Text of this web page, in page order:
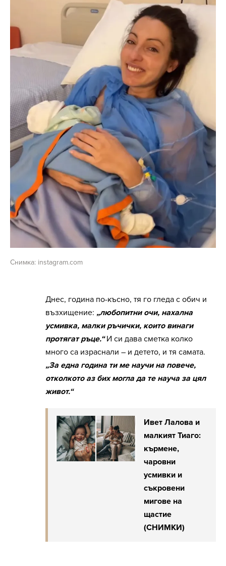
Снимка: instagram.com
Днес, година по-късно, тя го гледа с обич и
възхищение: „любопитни очи, нахална
усмивка, малки ръчички, които винаги
протягат ръце.“И си дава сметка колко
много са израснали – и детето, и тя самата.
„За една година ти ме научи на повече,
отколкото аз бих могла да те науча за цял
живот.“
Ивет Лалова и
малкият Тиаго:
кърмене,
чаровни
усмивки и
съкровени
мигове на
щастие
(СНИМКИ)